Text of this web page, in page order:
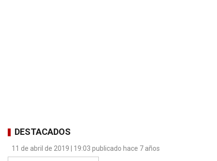
DESTACADOS
11 de abril de 2019 | 19:03 publicado hace 7 años